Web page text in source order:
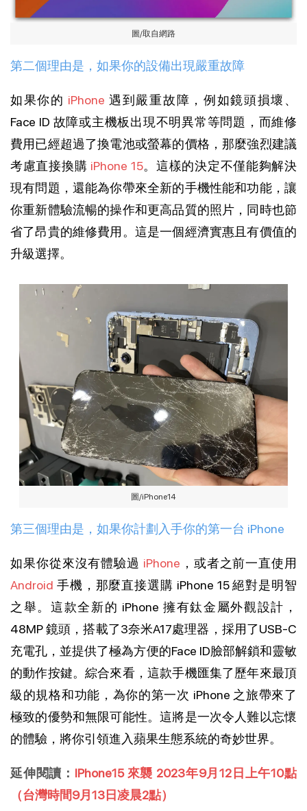
圖/取自網路
第二個理由是，如果你的設備出現嚴重故障
如果你的 iPhone遇到嚴重故障，例如鏡頭損壞、
Face ID 故障或主機板出現不明異常等問題，而維修
費用已經超過了換電池或螢幕的價格，那麼強烈建議
考慮直接換購 iPhone 15。這樣的決定不僅能夠解決
現有問題，還能為你帶來全新的手機性能和功能，讓
你重新體驗流暢的操作和更高品質的照片，同時也節
省了昂貴的維修費用。這是一個經濟實惠且有價值的
升級選擇。
圖/iPhone14
第三個理由是，如果你計劃入手你的第一台 iPhone
如果你從來沒有體驗過 iPhone ，或者之前一直使用
Android 手機，那麼直接選購 iPhone 15 絕對是明智
之舉。這款全新的 iPhone 擁有鈦金屬外觀設計，
48MP 鏡頭，搭載了3奈米A17處理器，採用了USB-C
充電孔，並提供了極為方便的Face ID臉部解鎖和靈敏
的動作按鍵。綜合來看，這款手機匯集了歷年來最頂
級的規格和功能，為你的第一次 iPhone 之旅帶來了
極致的優勢和無限可能性。這將是一次令人難以忘懷
的體驗，將你引領進入蘋果生態系統的奇妙世界。
延伸閱讀： IPhone15 來襲 2023年9月12日上午10點
（台灣時間9月13日凌晨2點）